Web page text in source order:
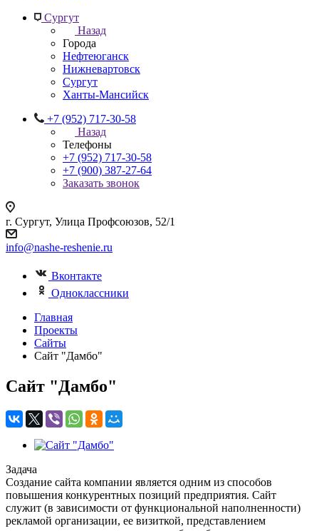
Сургут
Назад
Города
Нефтеюганск
Нижневартовск
Сургут
Ханты-Мансийск
+7 (952) 717-30-58
Назад
Телефоны
+7 (952) 717-30-58
+7 (900) 387-27-64
Заказать звонок
г. Сургут, Улица Профсоюзов, 52/1
info@nashe-reshenie.ru
Вконтакте
Одноклассники
Главная
Проекты
Сайты
Сайт "Дамбо"
Сайт "Дамбо"
Задача
Создание сайта компании является одним из способов
повышения конкурентных позиций предприятия. Сайт
служит (в зависимости от функциональной наполненности)
рекламой организации, ее визиткой, представлением